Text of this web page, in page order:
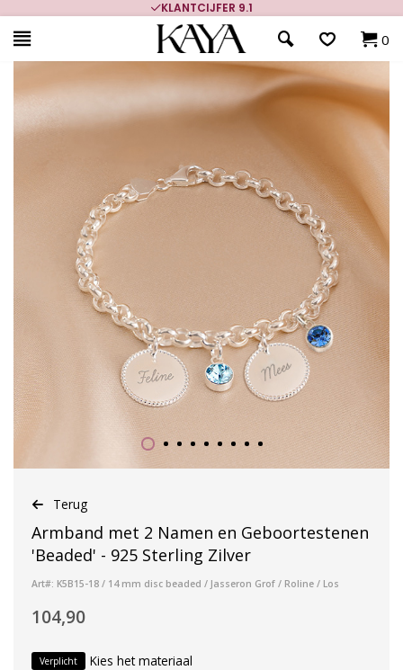
KLANTCIJFER 9.1
0
Terug
Armband met 2 Namen en Geboortestenen
'Beaded' - 925 Sterling Zilver
Art#: K5B15-18 / 14 mm disc beaded / Jasseron Grof / Roline / Los
104,90
Verplicht Kies het materiaal